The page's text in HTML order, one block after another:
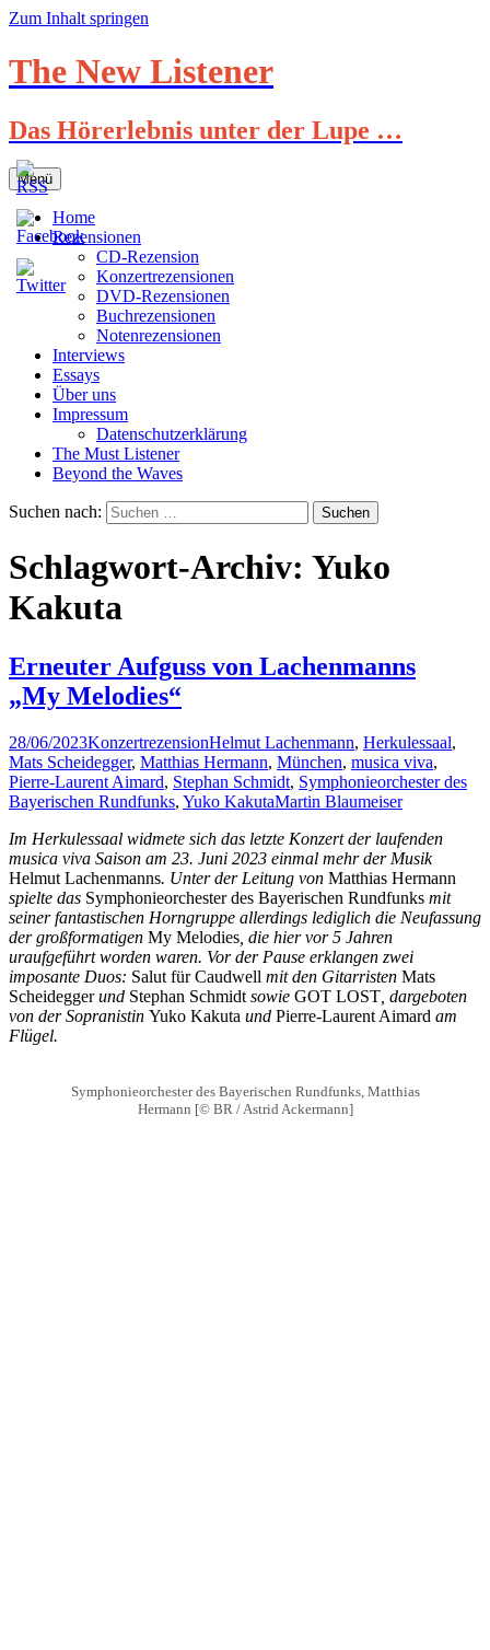
Zum Inhalt springen
The New Listener
Das Hörerlebnis unter der Lupe …
Menü
Home
Rezensionen
CD-Rezension
Konzertrezensionen
DVD-Rezensionen
Buchrezensionen
Notenrezensionen
Interviews
Essays
Über uns
Impressum
Datenschutzerklärung
The Must Listener
Beyond the Waves
Suchen nach:
Schlagwort-Archiv: Yuko
Kakuta
Erneuter Aufguss von Lachenmanns
„My Melodies“
28/06/2023KonzertrezensionHelmut Lachenmann, Herkulessaal,
Mats Scheidegger, Matthias Hermann, München, musica viva,
Pierre-Laurent Aimard, Stephan Schmidt, Symphonieorchester des
Bayerischen Rundfunks, Yuko KakutaMartin Blaumeiser
Im Herkulessaal widmete sich das letzte Konzert der laufenden
musica viva Saison am 23. Juni 2023 einmal mehr der Musik
Helmut Lachenmanns. Unter der Leitung von Matthias Hermann
spielte das Symphonieorchester des Bayerischen Rundfunks mit
seiner fantastischen Horngruppe allerdings lediglich die Neufassung
der großformatigen My Melodies , die hier vor 5 Jahren
uraufgeführt worden waren. Vor der Pause erklangen zwei
imposante Duos: Salut für Caudwell mit den Gitarristen Mats
Scheideggerund Stephan Schmidt sowie GOT LOST , dargeboten
von der Sopranistin Yuko Kakuta und Pierre-Laurent Aimard am
Flügel.
Symphonieorchester des Bayerischen Rundfunks, Matthias
Hermann [© BR / Astrid Ackermann]